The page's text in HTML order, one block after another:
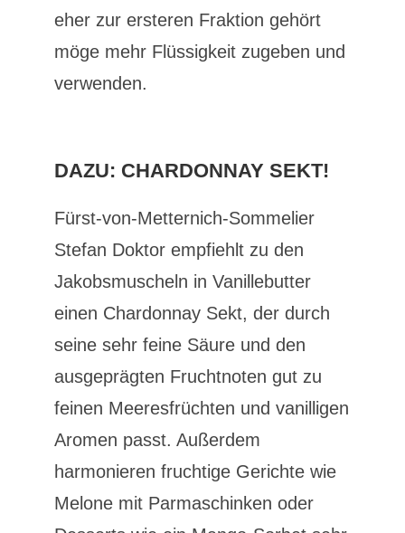
eher zur ersteren Fraktion gehört
möge mehr Flüssigkeit zugeben und
verwenden.
DAZU: CHARDONNAY SEKT!
Fürst-von-Metternich-Sommelier
Stefan Doktor empfiehlt zu den
Jakobsmuscheln in Vanillebutter
einen Chardonnay Sekt, der durch
seine sehr feine Säure und den
ausgeprägten Fruchtnoten gut zu
feinen Meeresfrüchten und vanilligen
Aromen passt. Außerdem
harmonieren fruchtige Gerichte wie
Melone mit Parmaschinken oder